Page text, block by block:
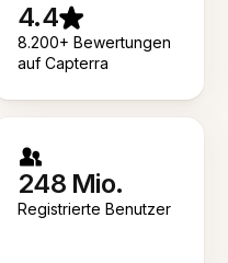
4.4
8.200+ Bewertungen
auf Capterra
248 Mio.
Registrierte Benutzer